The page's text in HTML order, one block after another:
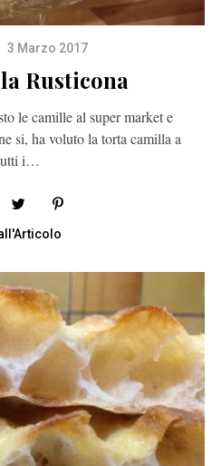
3 Marzo 2017
Rusticona
le camille al super market e
si, ha voluto la torta camilla a
i…